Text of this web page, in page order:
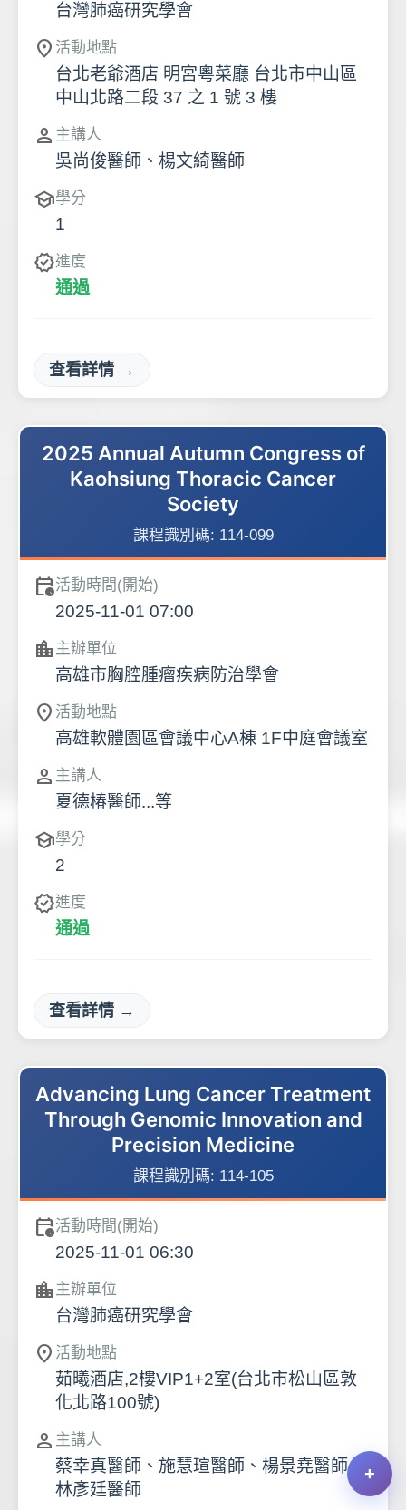
台灣肺癌研究學會
location_on 活動地點
台北老爺酒店 明宮粵菜廳 台北市中山區
中山北路二段 37 之 1 號 3 樓
person 主講人
吳尚俊醫師、楊文綺醫師
school學分
1
verified進度
通過
查看詳情 →
2025 Annual Autumn Congress of
Kaohsiung Thoracic Cancer
Society
課程識別碼: 114-099
calendar_clock活動時間(開始)
2025-11-01 07:00
location_city 主辦單位
高雄市胸腔腫瘤疾病防治學會
location_on 活動地點
高雄軟體園區會議中心A棟 1F中庭會議室
person 主講人
夏德椿醫師...等
school學分
2
verified進度
通過
查看詳情 →
Advancing Lung Cancer Treatment
Through Genomic Innovation and
Precision Medicine
課程識別碼: 114-105
calendar_clock活動時間(開始)
2025-11-01 06:30
location_city 主辦單位
台灣肺癌研究學會
location_on 活動地點
茹曦酒店,2樓VIP1+2室(台北市松山區敦
化北路100號)
person 主講人
蔡幸真醫師、施慧瑄醫師、楊景堯醫師、
林彥廷醫師